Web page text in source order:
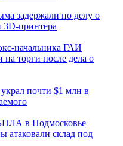
задержали по делу о
начальника ГАИ
на торги после дела о
почти $1 млн в
в Подмосковье
атаковали склад под